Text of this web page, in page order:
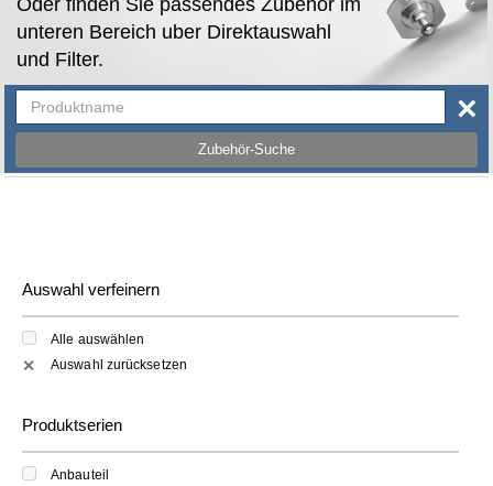
Oder finden Sie passendes Zubehor im
unteren Bereich uber Direktauswahl
und Filter.
Zubehör-Suche
×
Auswahl verfeinern
Alle auswählen
✕ Auswahl zurücksetzen
Produktserien
Anbauteil